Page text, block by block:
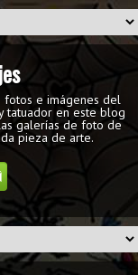
fotos e imágenes del
tatuador en este blog
galerías de foto de
pieza de arte.